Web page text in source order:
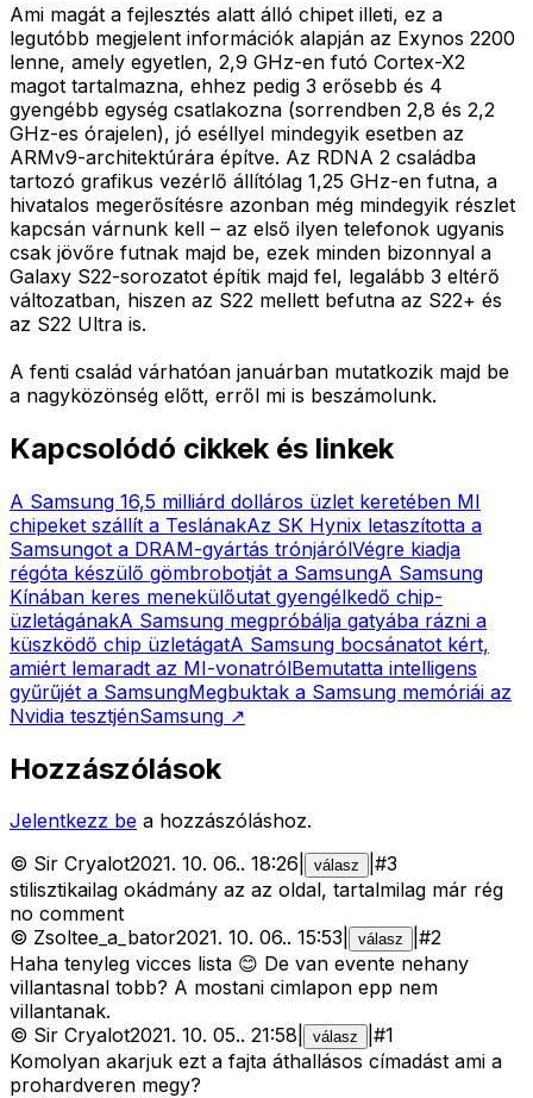
Ami magát a fejlesztés alatt álló chipet illeti, ez a
legutóbb megjelent információk alapján az Exynos 2200
lenne, amely egyetlen, 2,9 GHz-en futó Cortex-X2
magot tartalmazna, ehhez pedig 3 erősebb és 4
gyengébb egység csatlakozna (sorrendben 2,8 és 2,2
GHz-es órajelen), jó eséllyel mindegyik esetben az
ARMv9-architektúrára építve. Az RDNA 2 családba
tartozó grafikus vezérlő állítólag 1,25 GHz-en futna, a
hivatalos megerősítésre azonban még mindegyik részlet
kapcsán várnunk kell – az első ilyen telefonok ugyanis
csak jövőre futnak majd be, ezek minden bizonnyal a
Galaxy S22-sorozatot építik majd fel, legalább 3 eltérő
változatban, hiszen az S22 mellett befutna az S22+ és
az S22 Ultra is.
A fenti család várhatóan januárban mutatkozik majd be
a nagyközönség előtt, erről mi is beszámolunk.
Kapcsolódó cikkek és linkek
A Samsung 16,5 milliárd dolláros üzlet keretében MI
chipeket szállít a TeslánakAz SK Hynix letaszította a
Samsungot a DRAM-gyártás trónjárólVégre kiadja
régóta készülő gömbrobotját a SamsungA Samsung
Kínában keres menekülőutat gyengélkedő chip-
üzletágánakA Samsung megpróbálja gatyába rázni a
küszködő chip üzletágatA Samsung bocsánatot kért,
amiért lemaradt az MI-vonatrólBemutatta intelligens
gyűrűjét a SamsungMegbuktak a Samsung memóriái az
Nvidia tesztjénSamsung ↗
Hozzászólások
Jelentkezz be a hozzászóláshoz.
© Sir Cryalot2021. 10. 06.. 18:26 válasz #3
stilisztikailag okádmány az az oldal, tartalmilag már rég
no comment
© Zsoltee_a_bator2021. 10. 06.. 15:53 válasz #2
Haha tenyleg vicces lista 😊 De van evente nehany
villantasnal tobb? A mostani cimlapon epp nem
villantanak.
© Sir Cryalot2021. 10. 05.. 21:58 válasz #1
Komolyan akarjuk ezt a fajta áthallásos címadást ami a
prohardveren megy?